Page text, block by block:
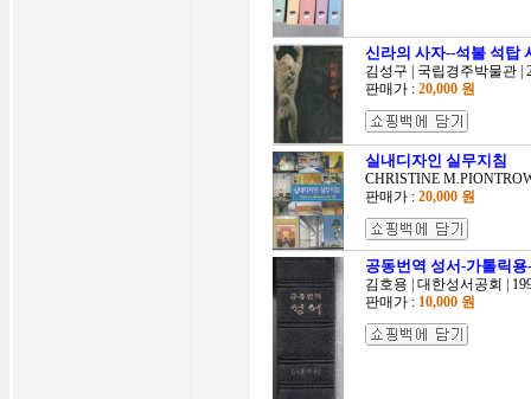
신라의 사자--석불 석탑
김성구 | 국립경주박물관 |
판매가 : 20,000 원
실내디자인 실무지침
CHRISTINE
판매가 : 20,000 원
공동번역 성서-가톨릭
김호용 | 대한성서공회 |
판매가 : 10,000 원